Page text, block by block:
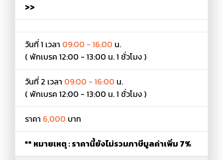
>>
วันที่ 1 เวลา 09:00 - 16:00 น.
( พักเบรค 12:00 - 13:00 น. 1 ชั่วโมง )
วันที่ 2 เวลา 09:00 - 16:00 น.
( พักเบรค 12:00 - 13:00 น. 1 ชั่วโมง )
ราคา 6,000 บาท
** หมายเหตุ : ราคานี้ยังไม่รวมภาษีมูลค่าเพิ่ม 7%